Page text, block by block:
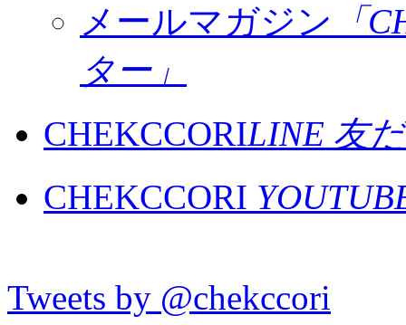
メールマガジン 「
ター」
CHEKCCORILINE 友
CHEKCCORI
Tweets by @chekccori